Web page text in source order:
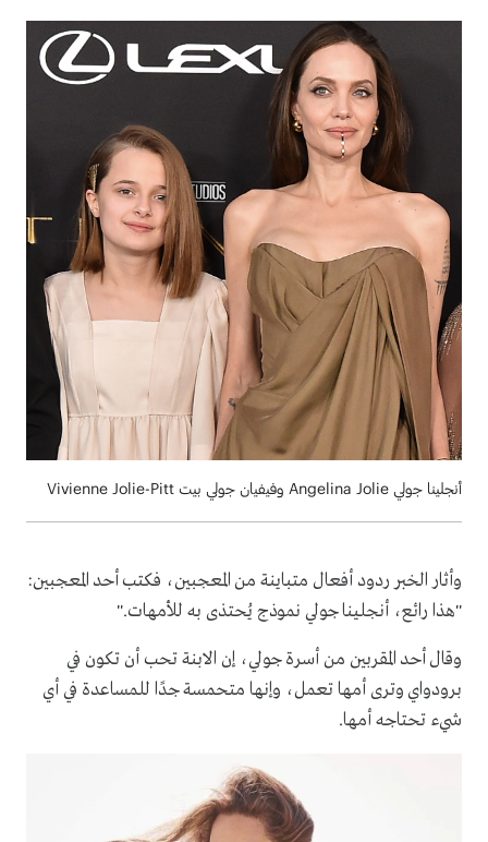
أنجلينا جولي Angelina Jolie وفيفيان جولي بيت Vivienne Jolie-Pitt
وأثار الخبر ردود أفعال متباينة من المعجبين، فكتب أحد المعجبين:
"هذا رائع، أنجلينا جولي نموذج يُحتذى به للأمهات".
وقال أحد المقربين من أسرة جولي، إن الابنة تحب أن تكون في
برودواي وترى أمها تعمل، وإنها متحمسة جدًا للمساعدة في أي
شيء تحتاجه أمها.